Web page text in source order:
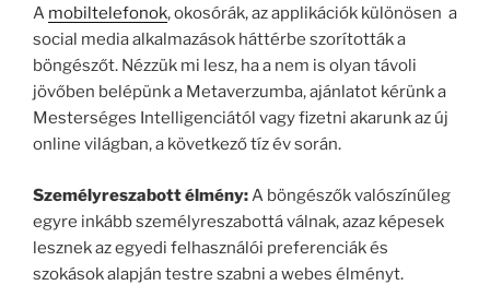
A mobiltelefonok, okosórák, az applikációk különösen a
social media alkalmazások háttérbe szorították a
böngészőt. Nézzük mi lesz, ha a nem is olyan távoli
jövőben belépünk a Metaverzumba, ajánlatot kérünk a
Mesterséges Intelligenciától vagy fizetni akarunk az új
online világban, a következő tíz év során.
Személyreszabott élmény:A böngészők valószínűleg
egyre inkább személyreszabottá válnak, azaz képesek
lesznek az egyedi felhasználói preferenciák és
szokások alapján testre szabni a webes élményt.